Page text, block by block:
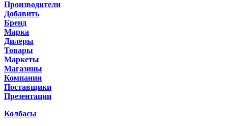
Производители
Добавить
Бренд
Марка
Дилеры
Товары
Маркеты
Магазины
Компании
Поставщики
Презентации
Колбасы